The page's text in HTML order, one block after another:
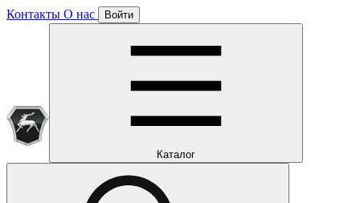
Контакты О нас Войти
Каталог
Отлично!
Подписка уже оформлена